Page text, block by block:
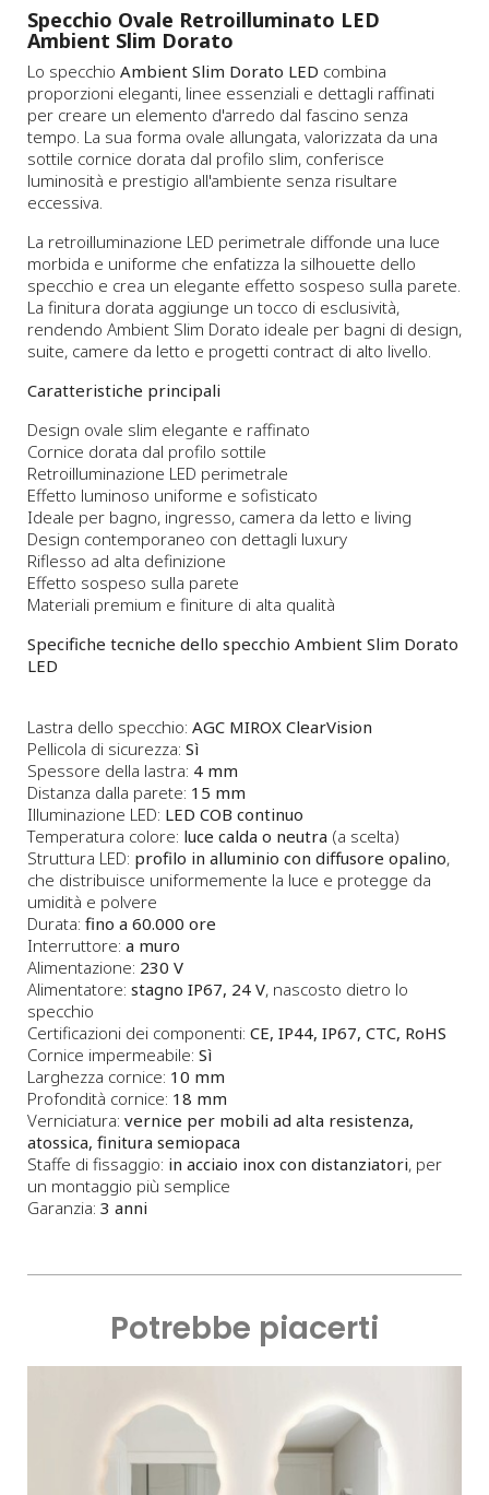
Specchio Ovale Retroilluminato LED
Ambient Slim Dorato
Lo specchio Ambient Slim Dorato LED combina
proporzioni eleganti, linee essenziali e dettagli raffinati
per creare un elemento d'arredo dal fascino senza
tempo. La sua forma ovale allungata, valorizzata da una
sottile cornice dorata dal profilo slim, conferisce
luminosità e prestigio all'ambiente senza risultare
eccessiva.
La retroilluminazione LED perimetrale diffonde una luce
morbida e uniforme che enfatizza la silhouette dello
specchio e crea un elegante effetto sospeso sulla parete.
La finitura dorata aggiunge un tocco di esclusività,
rendendo Ambient Slim Dorato ideale per bagni di design,
suite, camere da letto e progetti contract di alto livello.
Caratteristiche principali
Design ovale slim elegante e raffinato
Cornice dorata dal profilo sottile
Retroilluminazione LED perimetrale
Effetto luminoso uniforme e sofisticato
Ideale per bagno, ingresso, camera da letto e living
Design contemporaneo con dettagli luxury
Riflesso ad alta definizione
Effetto sospeso sulla parete
Materiali premium e finiture di alta qualità
Specifiche tecniche dello specchio Ambient Slim Dorato
LED
Lastra dello specchio: AGC MIROX ClearVision
Pellicola di sicurezza: Sì
Spessore della lastra: 4 mm
Distanza dalla parete: 15 mm
Illuminazione LED: LED COB continuo
Temperatura colore: luce calda o neutra (a scelta)
Struttura LED: profilo in alluminio con diffusore opalino,
che distribuisce uniformemente la luce e protegge da
umidità e polvere
Durata: fino a 60.000 ore
Interruttore: a muro
Alimentazione: 230 V
Alimentatore: stagno IP67, 24 V, nascosto dietro lo
specchio
Certificazioni dei componenti: CE, IP44, IP67, CTC, RoHS
Cornice impermeabile: Sì
Larghezza cornice: 10 mm
Profondità cornice: 18 mm
Verniciatura: vernice per mobili ad alta resistenza,
atossica, finitura semiopaca
Staffe di fissaggio: in acciaio inox con distanziatori, per
un montaggio più semplice
Garanzia: 3 anni
Potrebbe piacerti